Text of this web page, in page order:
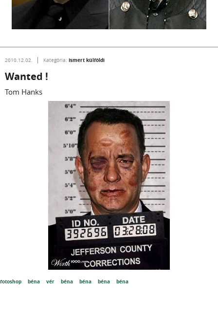
2010.12.02. Kategória: Ismert külföldi
Wanted !
Tom Hanks
fotoshop béna vér béna béna béna béna